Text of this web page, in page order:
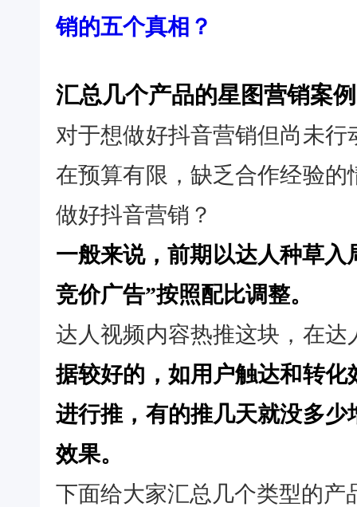
销的五个真相？
汇总几个产品的星图营销案例
对于想做好抖音营销但尚未
在预算有限，缺乏合作经验
做好抖音营销？
一般来说，前期以达人种草
竞价广告”按照配比调整。
达人视频内容热推这块，在达
据较好的，如用户触达和转
进行推，有的推几天就没多
效果。
下面给大家汇总几个类型的产